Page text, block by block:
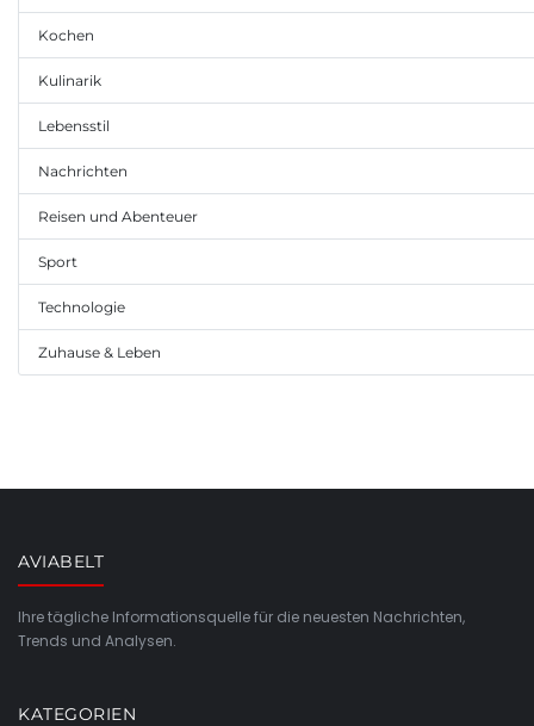
Kochen
Kulinarik
Lebensstil
Nachrichten
Reisen und Abenteuer
Sport
Technologie
Zuhause & Leben
AVIABELT
Ihre tägliche Informationsquelle für die neuesten Nachrichten,
Trends und Analysen.
KATEGORIEN